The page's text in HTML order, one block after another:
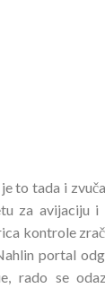
to tada i
za avijaciju i
kontrole
portal
rado se